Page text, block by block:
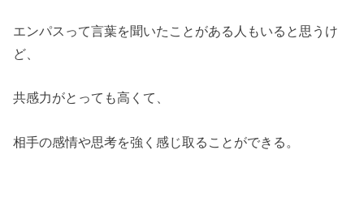
エンパスって言葉を聞いたことがある人もいると思うけ
ど、
共感力がとっても高くて、
相手の感情や思考を強く感じ取ることができる。